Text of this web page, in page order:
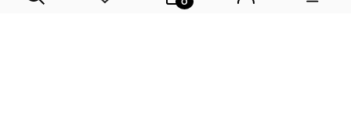
sklep@decostreet.pl